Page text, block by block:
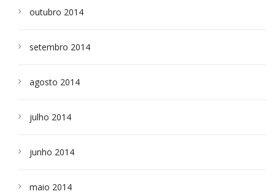
outubro 2014
setembro 2014
agosto 2014
julho 2014
junho 2014
maio 2014